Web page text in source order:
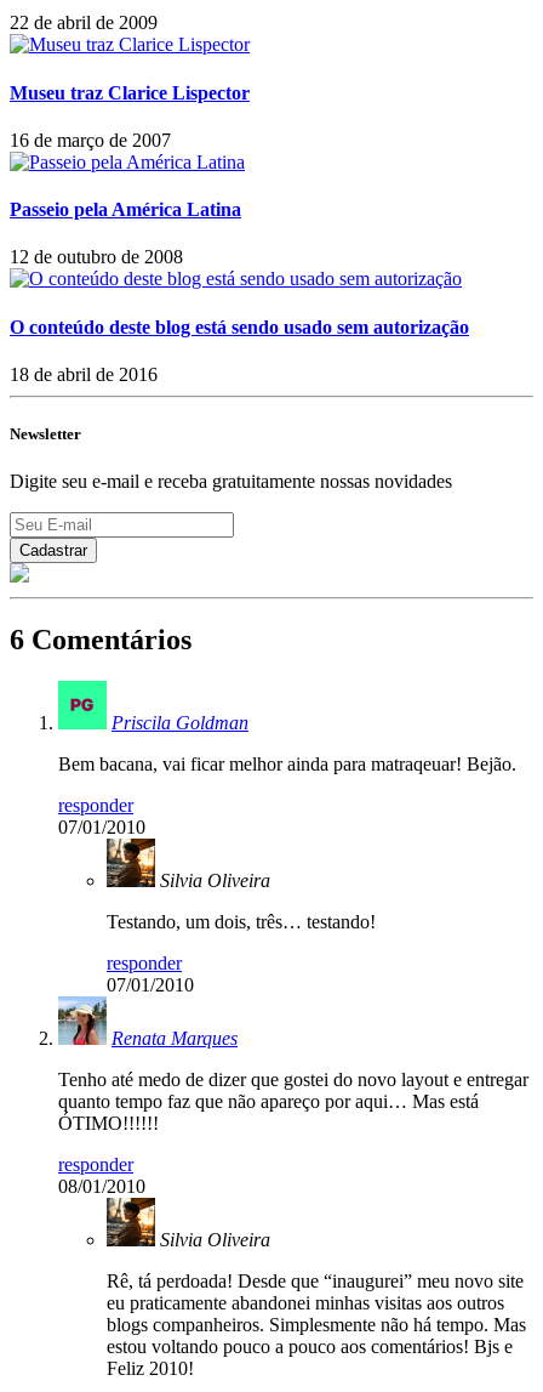
22 de abril de 2009
Museu traz Clarice Lispector
16 de março de 2007
Passeio pela América Latina
12 de outubro de 2008
O conteúdo deste blog está sendo usado sem autorização
18 de abril de 2016
Newsletter
Digite seu e-mail e receba gratuitamente nossas novidades
6 Comentários
Priscila Goldman
Bem bacana, vai ficar melhor ainda para matraqeuar! Bejão.
responder
07/01/2010
Silvia Oliveira
Testando, um dois, três… testando!
responder
07/01/2010
Renata Marques
Tenho até medo de dizer que gostei do novo layout e entregar
quanto tempo faz que não apareço por aqui… Mas está
ÓTIMO!!!!!!
responder
08/01/2010
Silvia Oliveira
Rê, tá perdoada! Desde que “inaugurei” meu novo site
eu praticamente abandonei minhas visitas aos outros
blogs companheiros. Simplesmente não há tempo. Mas
estou voltando pouco a pouco aos comentários! Bjs e
Feliz 2010!